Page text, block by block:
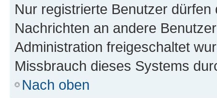
Nur registrierte Benutzer
Nachrichten an andere
Administration freigeschaltet
Missbrauch dieses Systems
Nach oben